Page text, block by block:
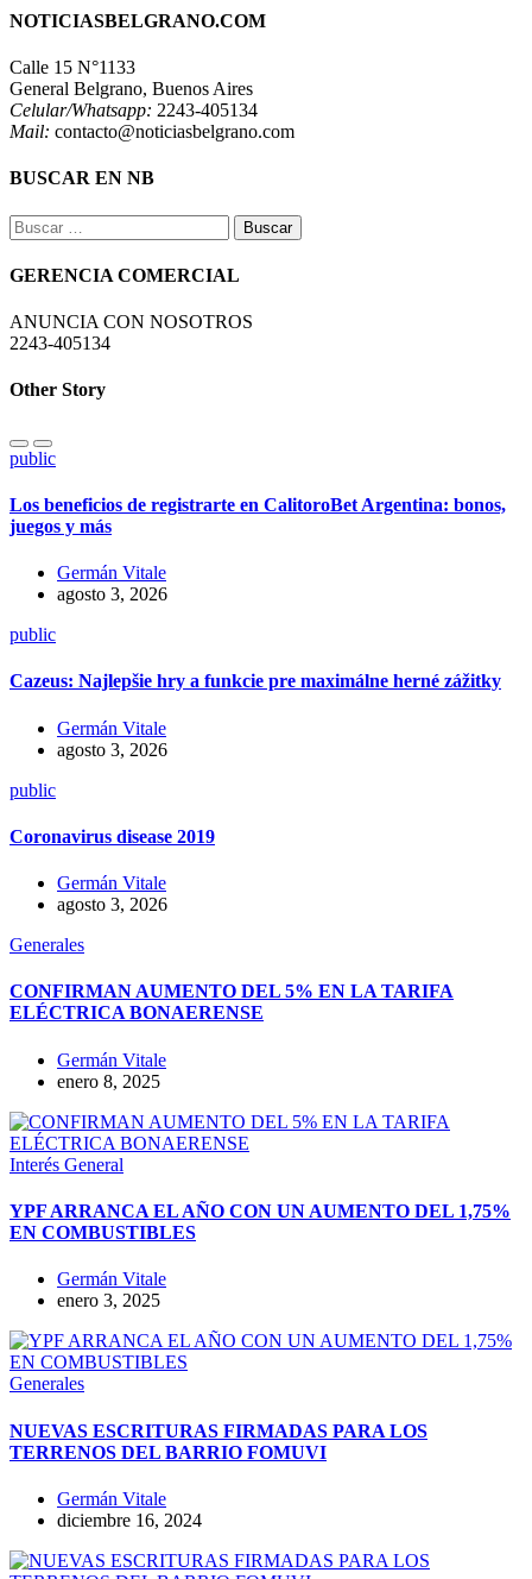
NOTICIASBELGRANO.COM
Calle 15 N°1133
General Belgrano, Buenos Aires
Celular/Whatsapp: 2243-405134
Mail: contacto@noticiasbelgrano.com
BUSCAR EN NB
Buscar:
GERENCIA COMERCIAL
ANUNCIA CON NOSOTROS
2243-405134
Other Story
public
Los beneficios de registrarte en CalitoroBet Argentina: bonos,
juegos y más
Germán Vitale
agosto 3, 2026
public
Cazeus: Najlepšie hry a funkcie pre maximálne herné zážitky
Germán Vitale
agosto 3, 2026
public
Coronavirus disease 2019
Germán Vitale
agosto 3, 2026
Generales
CONFIRMAN AUMENTO DEL 5% EN LA TARIFA
ELÉCTRICA BONAERENSE
Germán Vitale
enero 8, 2025
Interés General
YPF ARRANCA EL AÑO CON UN AUMENTO DEL 1,75%
EN COMBUSTIBLES
Germán Vitale
enero 3, 2025
Generales
NUEVAS ESCRITURAS FIRMADAS PARA LOS
TERRENOS DEL BARRIO FOMUVI
Germán Vitale
diciembre 16, 2024